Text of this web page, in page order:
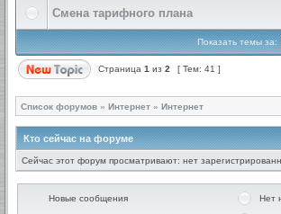
Смена тарифного плана
Показать темы за:
Страница 1 из 2 [ Тем: 41 ]
Список форумов » Интернет » Интернет
Кто сейчас на форуме
Сейчас этот форум просматривают: нет
Новые сообщения Нет